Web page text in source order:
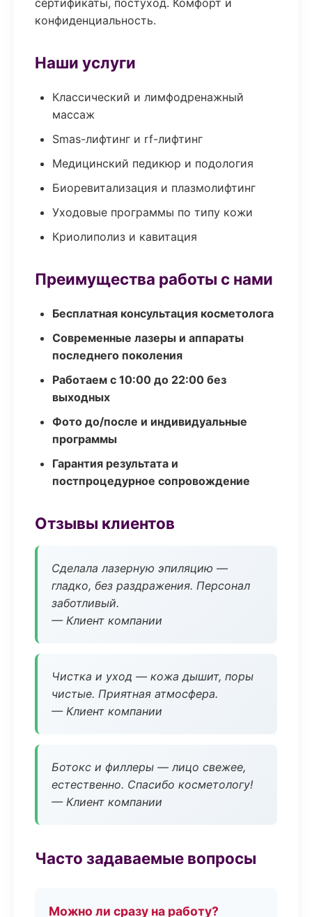
сертификаты, постуход. Комфорт и
конфиденциальность.
Наши услуги
Классический и лимфодренажный
массаж
Smas-лифтинг и rf-лифтинг
Медицинский педикюр и подология
Биоревитализация и плазмолифтинг
Уходовые программы по типу кожи
Криолиполиз и кавитация
Преимущества работы с нами
Бесплатная консультация косметолога
Современные лазеры и аппараты
последнего поколения
Работаем с 10:00 до 22:00 без
выходных
Фото до/после и индивидуальные
программы
Гарантия результата и
постпроцедурное сопровождение
Отзывы клиентов
Сделала лазерную эпиляцию —
гладко, без раздражения. Персонал
заботливый.
— Клиент компании
Чистка и уход — кожа дышит, поры
чистые. Приятная атмосфера.
— Клиент компании
Ботокс и филлеры — лицо свежее,
естественно. Спасибо косметологу!
— Клиент компании
Часто задаваемые вопросы
Можно ли сразу на работу?